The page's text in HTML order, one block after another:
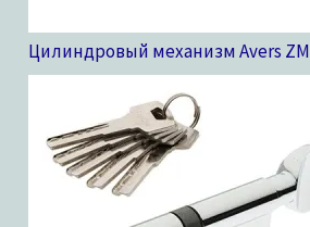
Цилиндровый механизм Avers ZM